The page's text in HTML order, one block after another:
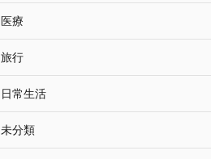
医療
旅行
日常生活
未分類